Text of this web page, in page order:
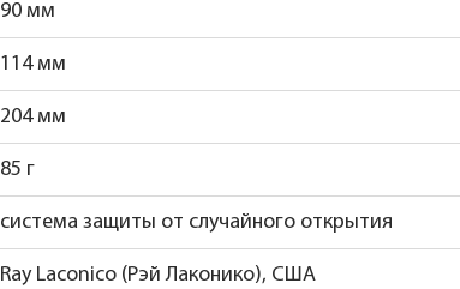
90 мм
114 мм
204 мм
85 г
система защиты от случайного открытия
Ray Laconico (Рэй Лаконико), США